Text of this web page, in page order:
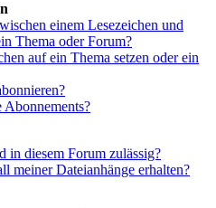
einem Lesezeichen und
Thema oder Forum?
auf ein Thema setzen oder ein
in diesem Forum zulässig?
meiner Dateianhänge erhalten?